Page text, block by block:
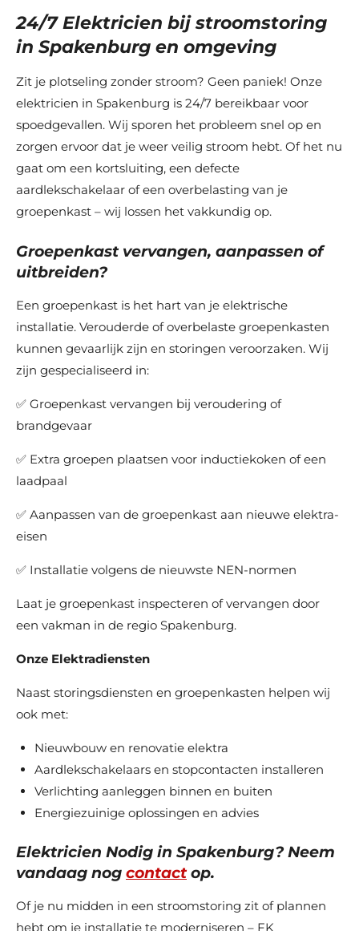
24/7 Elektricien bij stroomstoring
in Spakenburg en omgeving
Zit je plotseling zonder stroom? Geen paniek! Onze
elektricien in Spakenburg is 24/7 bereikbaar voor
spoedgevallen. Wij sporen het probleem snel op en
zorgen ervoor dat je weer veilig stroom hebt. Of het nu
gaat om een kortsluiting, een defecte
aardlekschakelaar of een overbelasting van je
groepenkast – wij lossen het vakkundig op.
Groepenkast vervangen, aanpassen of
uitbreiden?
Een groepenkast is het hart van je elektrische
installatie. Verouderde of overbelaste groepenkasten
kunnen gevaarlijk zijn en storingen veroorzaken. Wij
zijn gespecialiseerd in:
✅ Groepenkast vervangen bij veroudering of
brandgevaar
✅ Extra groepen plaatsen voor inductiekoken of een
laadpaal
✅ Aanpassen van de groepenkast aan nieuwe elektra-
eisen
✅ Installatie volgens de nieuwste NEN-normen
Laat je groepenkast inspecteren of vervangen door
een vakman in de regio Spakenburg.
Onze Elektradiensten
Naast storingsdiensten en groepenkasten helpen wij
ook met:
Nieuwbouw en renovatie elektra
Aardlekschakelaars en stopcontacten installeren
Verlichting aanleggen binnen en buiten
Energiezuinige oplossingen en advies
Elektricien Nodig in Spakenburg? Neem
vandaag nog contactop.
Of je nu midden in een stroomstoring zit of plannen
hebt om je installatie te moderniseren – FK